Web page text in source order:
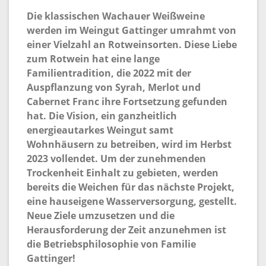
Die klassischen Wachauer Weißweine
werden im Weingut Gattinger umrahmt von
einer Vielzahl an Rotweinsorten. Diese Liebe
zum Rotwein hat eine lange
Familientradition, die 2022 mit der
Auspflanzung von Syrah, Merlot und
Cabernet Franc ihre Fortsetzung gefunden
hat. Die Vision, ein ganzheitlich
energieautarkes Weingut samt
Wohnhäusern zu betreiben, wird im Herbst
2023 vollendet. Um der zunehmenden
Trockenheit Einhalt zu gebieten, werden
bereits die Weichen für das nächste Projekt,
eine hauseigene Wasserversorgung, gestellt.
Neue Ziele umzusetzen und die
Herausforderung der Zeit anzunehmen ist
die Betriebsphilosophie von Familie
Gattinger!